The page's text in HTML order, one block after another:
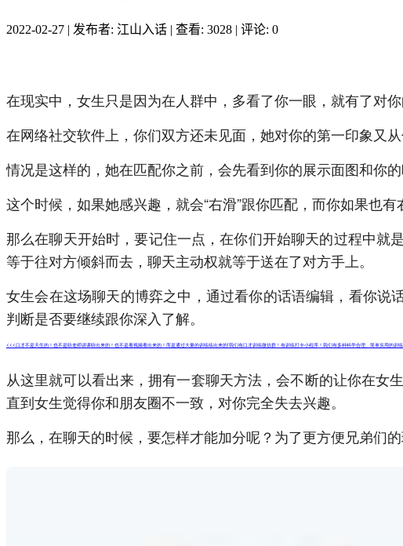
2022-02-27 | 发布者: 江山入话 | 查看: 3028 | 评论: 0
在现实中，女生只是因为在人群中，多看了你一眼，就有了对你
在网络社交软件上，你们双方还未见面，她对你的第一印象又从
情况是这样的，她在匹配你之前，会先看到你的展示面图和你
这个时候，如果她感兴趣，就会“右滑”跟你匹配，而你如果也
那么在聊天开始时，要记住一点，在你们开始聊天的过程中
等于往对方倾斜而去，聊天主动权就等于送在了对方手上。
女生会在这场聊天的博弈之中，通过看你的话语编辑，看你
判断是否要继续跟你深入了解。
<<<口才不是天生的！也不是听老师讲课听出来的！也不是看视频看出来的！而是通过大量的训练练出来的!我们有口才训练微信群！有训练打卡小程序！我们有多种科学合理、简单实用的训
从这里就可以看出来，拥有一套聊天方法，会不断的让你在女
直到女生觉得你和朋友圈不一致，对你完全失去兴趣。
那么，在聊天的时候，要怎样才能加分呢？为了更方便兄弟们